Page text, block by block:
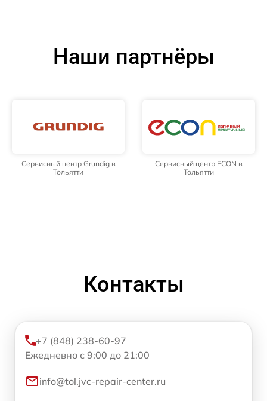
Наши партнёры
Сервисный центр Grundig в
Тольятти
Сервисный центр ECON в
Тольятти
Контакты
+7 (848) 238-60-97
Ежедневно с 9:00 до 21:00
info@tol.jvc-repair-center.ru